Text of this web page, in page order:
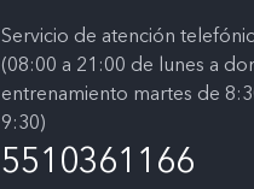
Servicio de atención
(08:00 a 21:00 de lunes a
entrenamiento martes de
9:30)
5510361166